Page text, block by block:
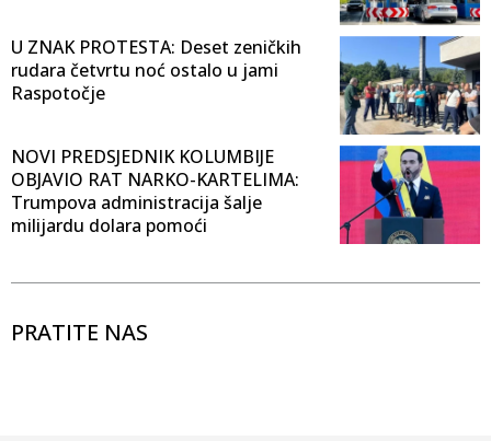
U ZNAK PROTESTA: Deset zeničkih
rudara četvrtu noć ostalo u jami
Raspotočje
NOVI PREDSJEDNIK KOLUMBIJE
OBJAVIO RAT NARKO-KARTELIMA:
Trumpova administracija šalje
milijardu dolara pomoći
PRATITE NAS